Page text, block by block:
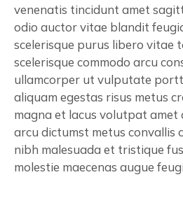
venenatis tincidunt amet
odio auctor vitae blandit
scelerisque purus libero vitae
scelerisque commodo arcu
ullamcorper ut vulputate
aliquam egestas risus metus
magna et lacus volutpat
arcu dictumst metus convallis
nibh malesuada et tristique
molestie maecenas augue